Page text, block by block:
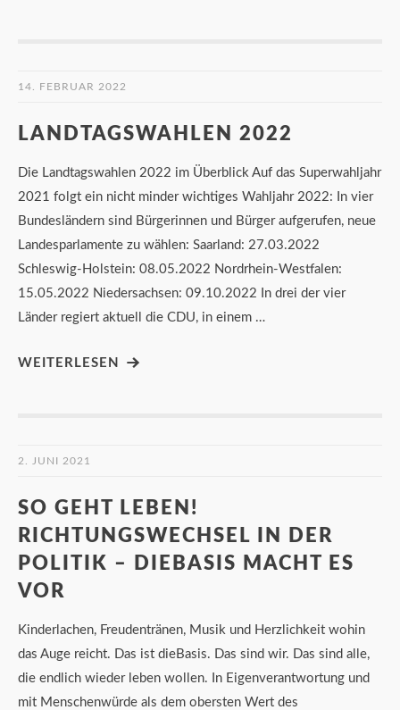
14. FEBRUAR 2022
LANDTAGSWAHLEN 2022
Die Landtagswahlen 2022 im Überblick Auf das Superwahljahr
2021 folgt ein nicht minder wichtiges Wahljahr 2022: In vier
Bundesländern sind Bürgerinnen und Bürger aufgerufen, neue
Landesparlamente zu wählen: Saarland: 27.03.2022
Schleswig-Holstein: 08.05.2022 Nordrhein-Westfalen:
15.05.2022 Niedersachsen: 09.10.2022 In drei der vier
Länder regiert aktuell die CDU, in einem …
WEITERLESEN
2. JUNI 2021
SO GEHT LEBEN!
RICHTUNGSWECHSEL IN DER
POLITIK – DIEBASIS MACHT ES
VOR
Kinderlachen, Freudentränen, Musik und Herzlichkeit wohin
das Auge reicht. Das ist dieBasis. Das sind wir. Das sind alle,
die endlich wieder leben wollen. In Eigenverantwortung und
mit Menschenwürde als dem obersten Wert des